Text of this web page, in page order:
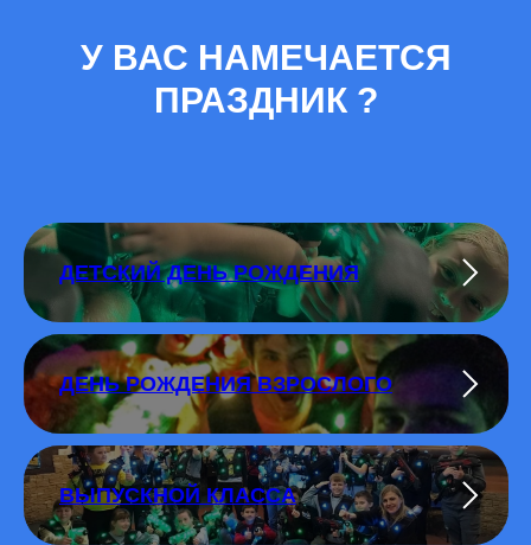
У ВАС НАМЕЧАЕТСЯ
ПРАЗДНИК ?
ДЕТСКИЙ ДЕНЬ РОЖДЕНИЯ
ДЕНЬ РОЖДЕНИЯ ВЗРОСЛОГО
ВЫПУСКНОЙ КЛАССА